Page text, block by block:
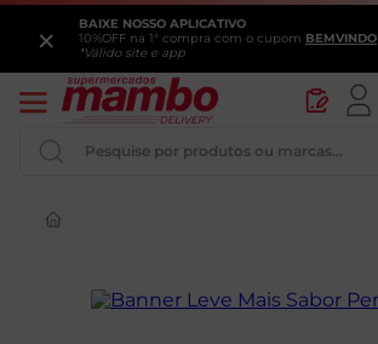
BAIXE NOSSO APLICATIVO
10%OFF na 1ª compra com o cupom BEMVINDO
*Válido site e app
×
Pesquise por produtos ou marcas...